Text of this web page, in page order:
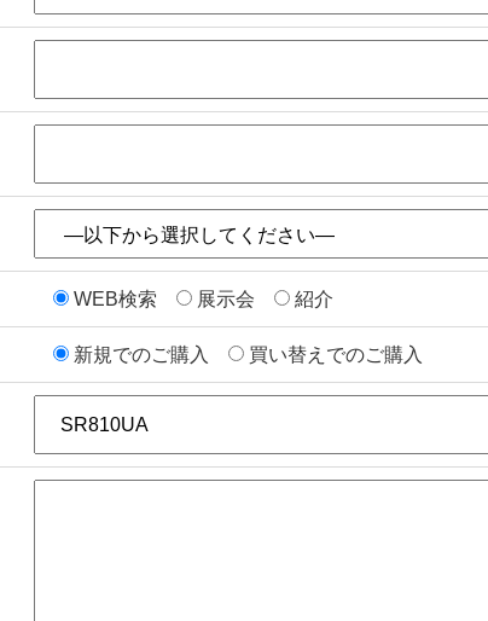
WEB検索 展示会 紹介
新規でのご購入 買い替えでのご購入